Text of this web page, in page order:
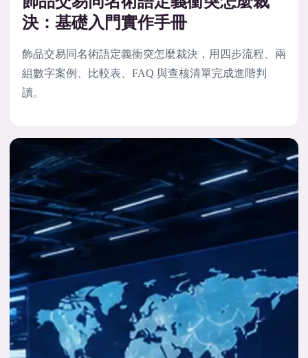
決：基礎入門實作手冊
飾品交易同名術語定義衝突怎麼裁決，用四步流程、兩
組數字案例、比較表、FAQ 與查核清單完成進階判
讀。